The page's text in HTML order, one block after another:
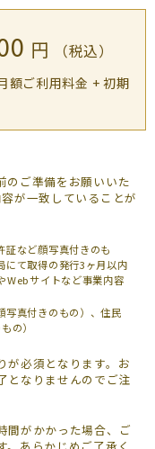
お問い合わせ
円 （税込）
額ご利用料金 + 初期
のご準備をお願いいた
が一致していることが
証など顔写真付きのも
にて取得の発行3ヶ月以内
Webサイトなど事業内容
写真付きのもの）、住民
の）
が必須となります。お
となりませんのでご注
間がかかった場合、ご